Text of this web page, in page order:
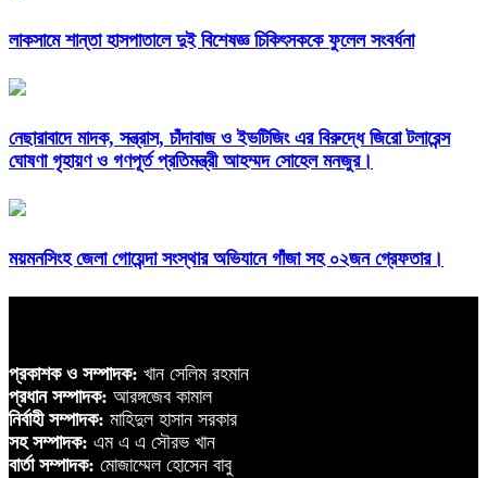
লাকসামে শান্তা হাসপাতালে দুই বিশেষজ্ঞ চিকিৎসককে ফুলেল সংবর্ধনা
নেছারাবাদে মাদক, সন্ত্রাস, চাঁদাবাজ ও ইভটিজিং এর বিরুদ্ধে জিরো টলারেন্স
ঘোষণা গৃহায়ণ ও গণপূর্ত প্রতিমন্ত্রী আহম্মদ সোহেল মনজুর।
ময়মনসিংহ জেলা গোয়েন্দা সংস্থার অভিযানে গাঁজা সহ ০২জন গ্রেফতার।
প্রকাশক ও সম্পাদক: খান সেলিম রহমান
প্রধান সম্পাদক: আরঙ্গজেব কামাল
নির্বাহী সম্পাদক: মাহিদুল হাসান সরকার
সহ সম্পাদক: এম এ এ সৌরভ খান
বার্তা সম্পাদক: মোজাম্মেল হোসেন বাবু